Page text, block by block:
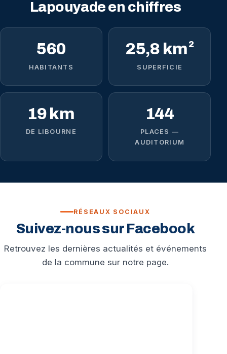
Lapouyade en chiffres
560
HABITANTS
25,8 km²
SUPERFICIE
19 km
DE LIBOURNE
144
PLACES —
AUDITORIUM
RÉSEAUX SOCIAUX
Suivez-nous sur Facebook
Retrouvez les dernières actualités et événements
de la commune sur notre page.